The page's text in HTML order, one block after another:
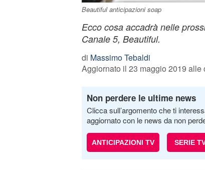
Beautiful anticipazioni soap
Ecco cosa accadrà nelle
Canale 5, Beautiful.
di Massimo Tebaldi
Aggiornato il 23 maggio 2019 alle
Non perdere le ultime news
Clicca sull’argomento che ti
aggiornato con le news da non
ANTICIPAZIONI TV SERIE